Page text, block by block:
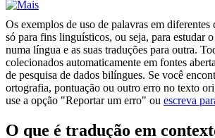
Os exemplos de uso de palavras em diferentes
só para fins linguísticos, ou seja, para estudar
numa língua e as suas traduções para outra.
colecionados automaticamente em fontes
de pesquisa de dados bilíngues. Se você
ortografia, pontuação ou outro erro no texto
use a opção "Reportar um erro" ou escreva
O que é tradução em